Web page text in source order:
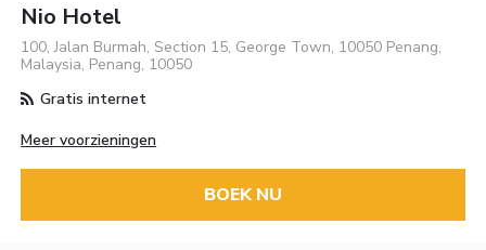
Nio Hotel
100, Jalan Burmah, Section 15, George Town, 10050 Penang,
Malaysia, Penang, 10050
Gratis internet
Meer voorzieningen
BOEK NU